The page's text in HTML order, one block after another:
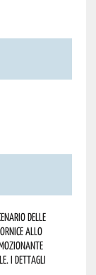
delle
allo
I dettagli